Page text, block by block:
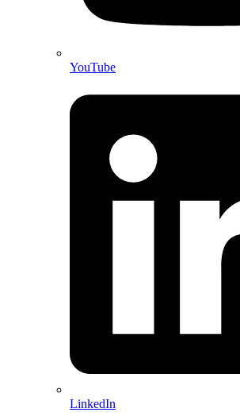
YouTube
LinkedIn